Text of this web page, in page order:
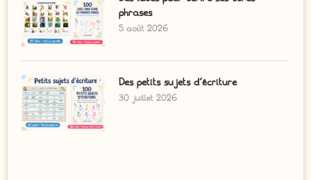
phrases
5 août 2026
Des petits sujets d’écriture
30 juillet 2026